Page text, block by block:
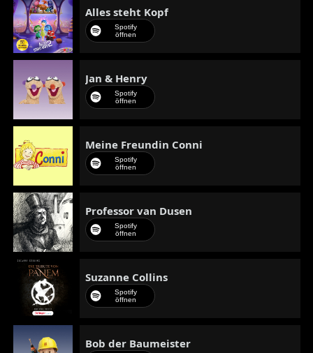
Alles steht Kopf
Spotify
öffnen
Jan & Henry
Spotify
öffnen
Meine Freundin Conni
Spotify
öffnen
Professor van Dusen
Spotify
öffnen
Suzanne Collins
Spotify
öffnen
Bob der Baumeister